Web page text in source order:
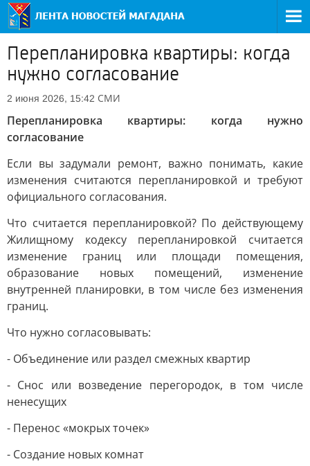
Перепланировка квартиры: когда
нужно согласование
2 июня 2026, 15:42 СМИ
Перепланировка квартиры: когда нужно
согласование
Если вы задумали ремонт, важно понимать, какие
изменения считаются перепланировкой и требуют
официального согласования.
Что считается перепланировкой? По действующему
Жилищному кодексу перепланировкой считается
изменение границ или площади помещения,
образование новых помещений, изменение
внутренней планировки, в том числе без изменения
границ.
Что нужно согласовывать:
- Объединение или раздел смежных квартир
- Снос или возведение перегородок, в том числе
ненесущих
- Перенос «мокрых точек»
- Создание новых комнат